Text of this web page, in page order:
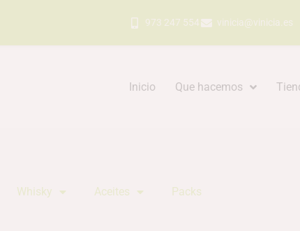
973 247 554 vinicia@vinicia.es
Inicio Que hacemos
Whisky Aceites Packs